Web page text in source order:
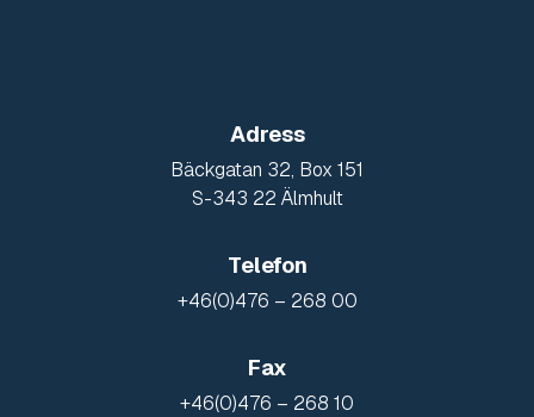
Adress
Bäckgatan 32, Box 151
S-343 22 Älmhult
Telefon
+46(0)476 – 268 00
Fax
+46(0)476 – 268 10